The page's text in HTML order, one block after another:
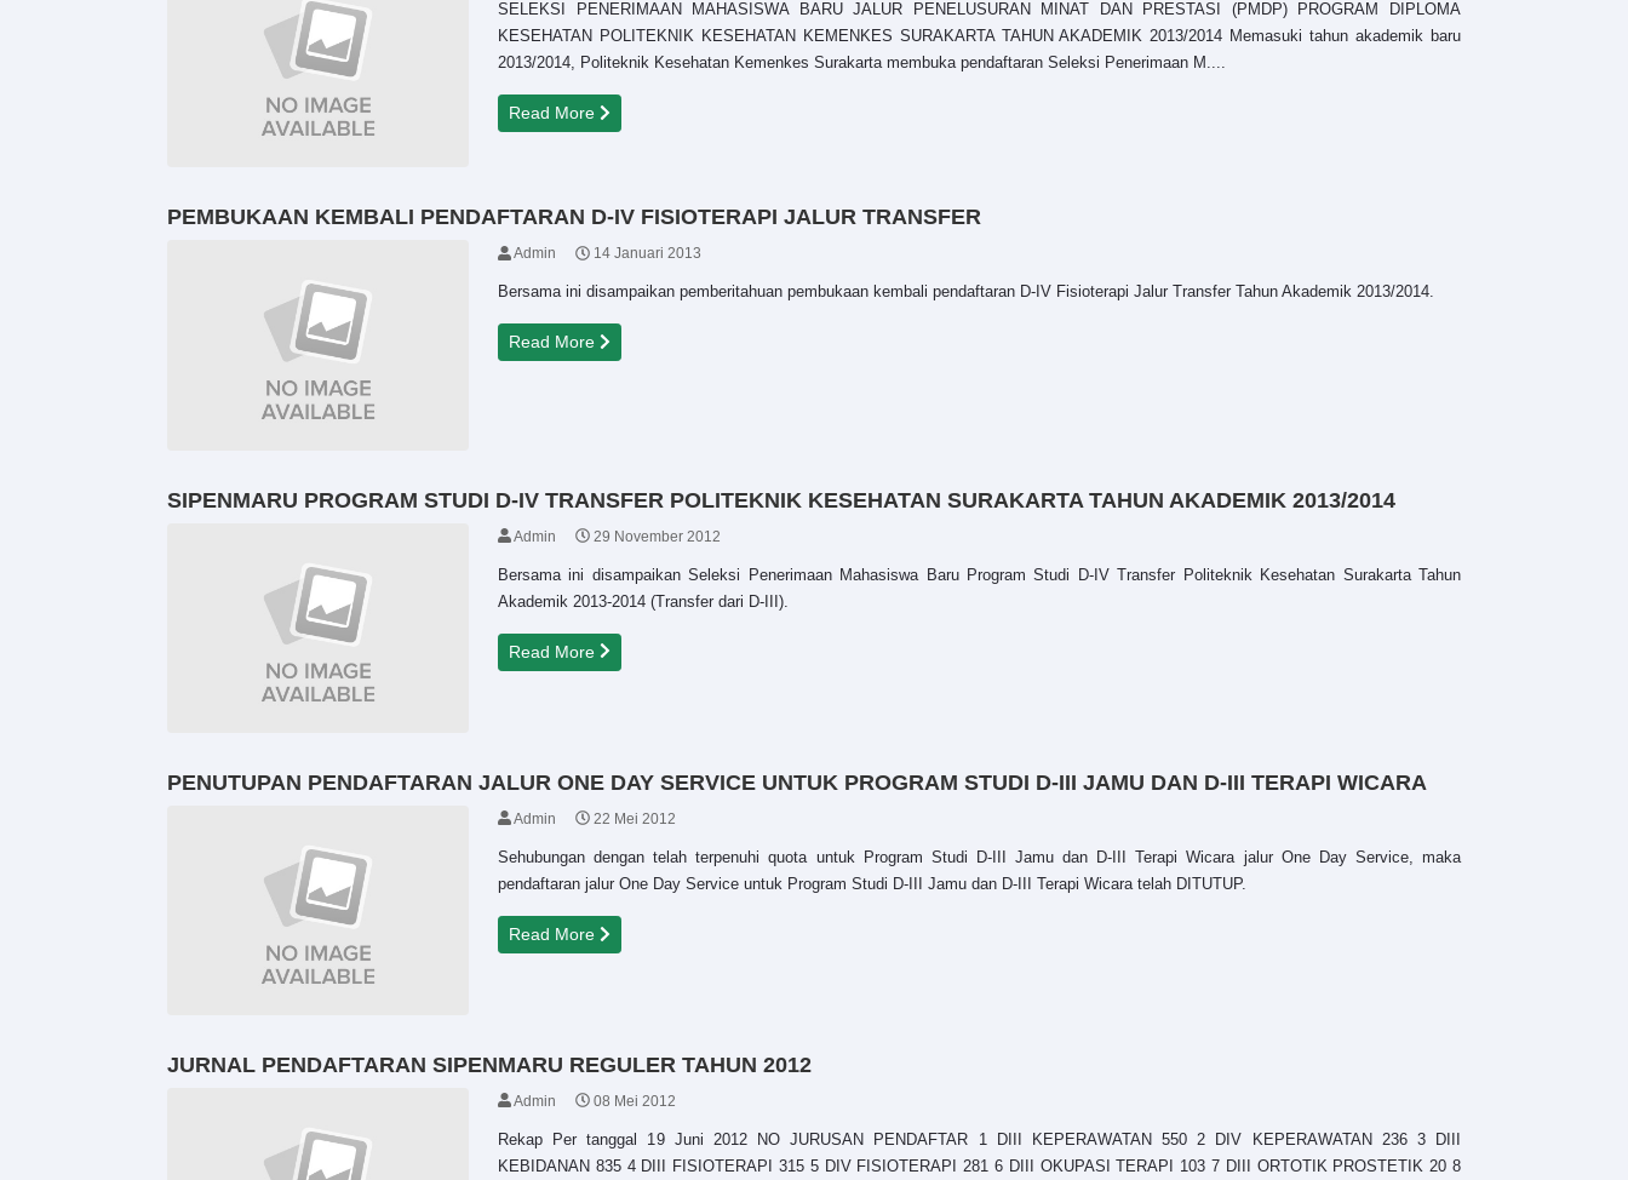
SELEKSI PENERIMAAN MAHASISWA BARU JALUR PENELUSURAN MINAT DAN PRESTASI (PMDP) PROGRAM DIPLOMA
KESEHATAN POLITEKNIK KESEHATAN KEMENKES SURAKARTA TAHUN AKADEMIK 2013/2014 Memasuki tahun akademik baru
2013/2014, Politeknik Kesehatan Kemenkes Surakarta membuka pendaftaran Seleksi Penerimaan M....
Read More
PEMBUKAAN KEMBALI PENDAFTARAN D-IV FISIOTERAPI JALUR TRANSFER
Admin 14 Januari 2013
Bersama ini disampaikan pemberitahuan pembukaan kembali pendaftaran D-IV Fisioterapi Jalur Transfer Tahun Akademik 2013/2014.
Read More
SIPENMARU PROGRAM STUDI D-IV TRANSFER POLITEKNIK KESEHATAN SURAKARTA TAHUN AKADEMIK 2013/2014
Admin 29 November 2012
Bersama ini disampaikan Seleksi Penerimaan Mahasiswa Baru Program Studi D-IV Transfer Politeknik Kesehatan Surakarta Tahun
Akademik 2013-2014 (Transfer dari D-III).
Read More
PENUTUPAN PENDAFTARAN JALUR ONE DAY SERVICE UNTUK PROGRAM STUDI D-III JAMU DAN D-III TERAPI WICARA
Admin 22 Mei 2012
Sehubungan dengan telah terpenuhi quota untuk Program Studi D-III Jamu dan D-III Terapi Wicara jalur One Day Service, maka
pendaftaran jalur One Day Service untuk Program Studi D-III Jamu dan D-III Terapi Wicara telah DITUTUP.
Read More
JURNAL PENDAFTARAN SIPENMARU REGULER TAHUN 2012
Admin 08 Mei 2012
Rekap Per tanggal 19 Juni 2012 NO JURUSAN PENDAFTAR 1 DIII KEPERAWATAN 550 2 DIV KEPERAWATAN 236 3 DIII
KEBIDANAN 835 4 DIII FISIOTERAPI 315 5 DIV FISIOTERAPI 281 6 DIII OKUPASI TERAPI 103 7 DIII ORTOTIK PROSTETIK 20 8